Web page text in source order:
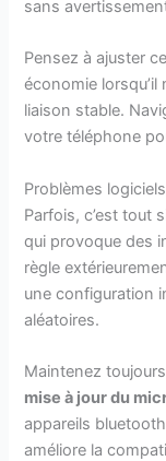
sans
Pensez à ajuster
économie lorsqu’il
liaison stable.
votre téléphone
Problèmes
Parfois, c’est tout
qui provoque des
règle
une configuration
aléatoires.
Maintenez
mise à jour du
appareils
améliore la